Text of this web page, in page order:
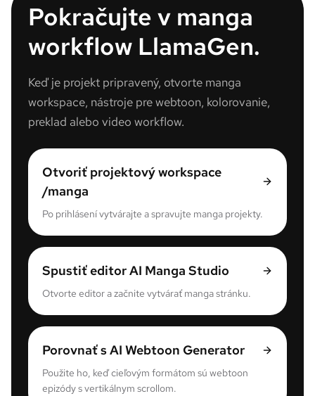
Pokračujte v manga
workflow LlamaGen.
Keď je projekt pripravený, otvorte manga
workspace, nástroje pre webtoon, kolorovanie,
preklad alebo video workflow.
Otvoriť projektový workspace
/manga
Po prihlásení vytvárajte a spravujte manga projekty.
Spustiť editor AI Manga Studio
Otvorte editor a začnite vytvárať manga stránku.
Porovnať s AI Webtoon Generator
Použite ho, keď cieľovým formátom sú webtoon
epizódy s vertikálnym scrollom.